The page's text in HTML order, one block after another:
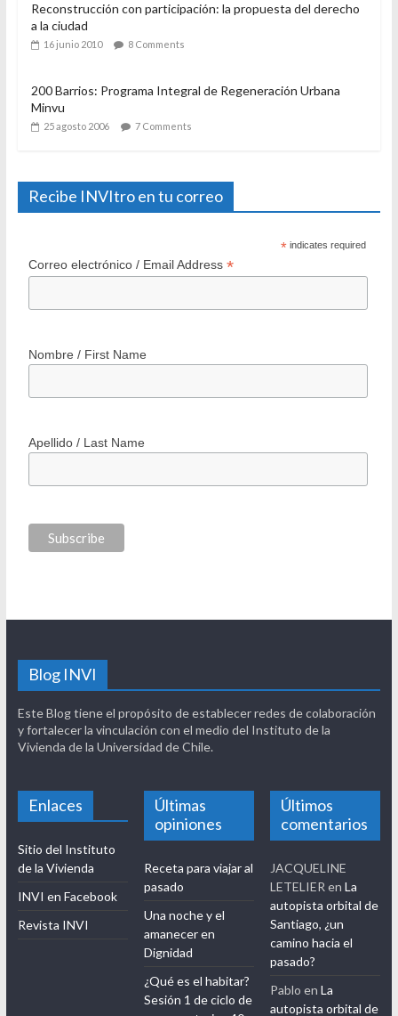
Reconstrucción con participación: la propuesta del derecho
a la ciudad
16 junio 2010 8 Comments
200 Barrios: Programa Integral de Regeneración Urbana
Minvu
25 agosto 2006 7 Comments
Recibe INVItro en tu correo
* indicates required
Correo electrónico / Email Address *
Nombre / First Name
Apellido / Last Name
Blog INVI
Este Blog tiene el propósito de establecer redes de colaboración
y fortalecer la vinculación con el medio del Instituto de la
Vivienda de la Universidad de Chile.
Enlaces
Sitio del Instituto
de la Vivienda
INVI en Facebook
Revista INVI
Últimas
opiniones
Receta para viajar al
pasado
Una noche y el
amanecer en
Dignidad
¿Qué es el habitar?
Sesión 1 de ciclo de
Últimos
comentarios
JACQUELINE
LETELIER enLa
autopista orbital de
Santiago, ¿un
camino hacia el
pasado?
Pablo enLa
autopista orbital de